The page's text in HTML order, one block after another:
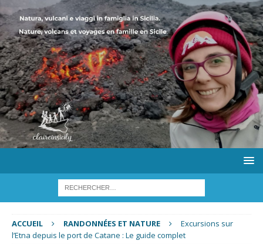
ACCUEIL RANDONNÉES ET NATURE
Excursions sur
l’Etna depuis le port de Catane : Le guide complet